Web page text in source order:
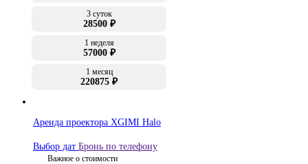
3 суток
28500 ₽
1 неделя
57000 ₽
1 месяц
220875 ₽
Аренда проектора XGIMI Halo
Выбор дат Бронь по телефону
Важное о стоимости